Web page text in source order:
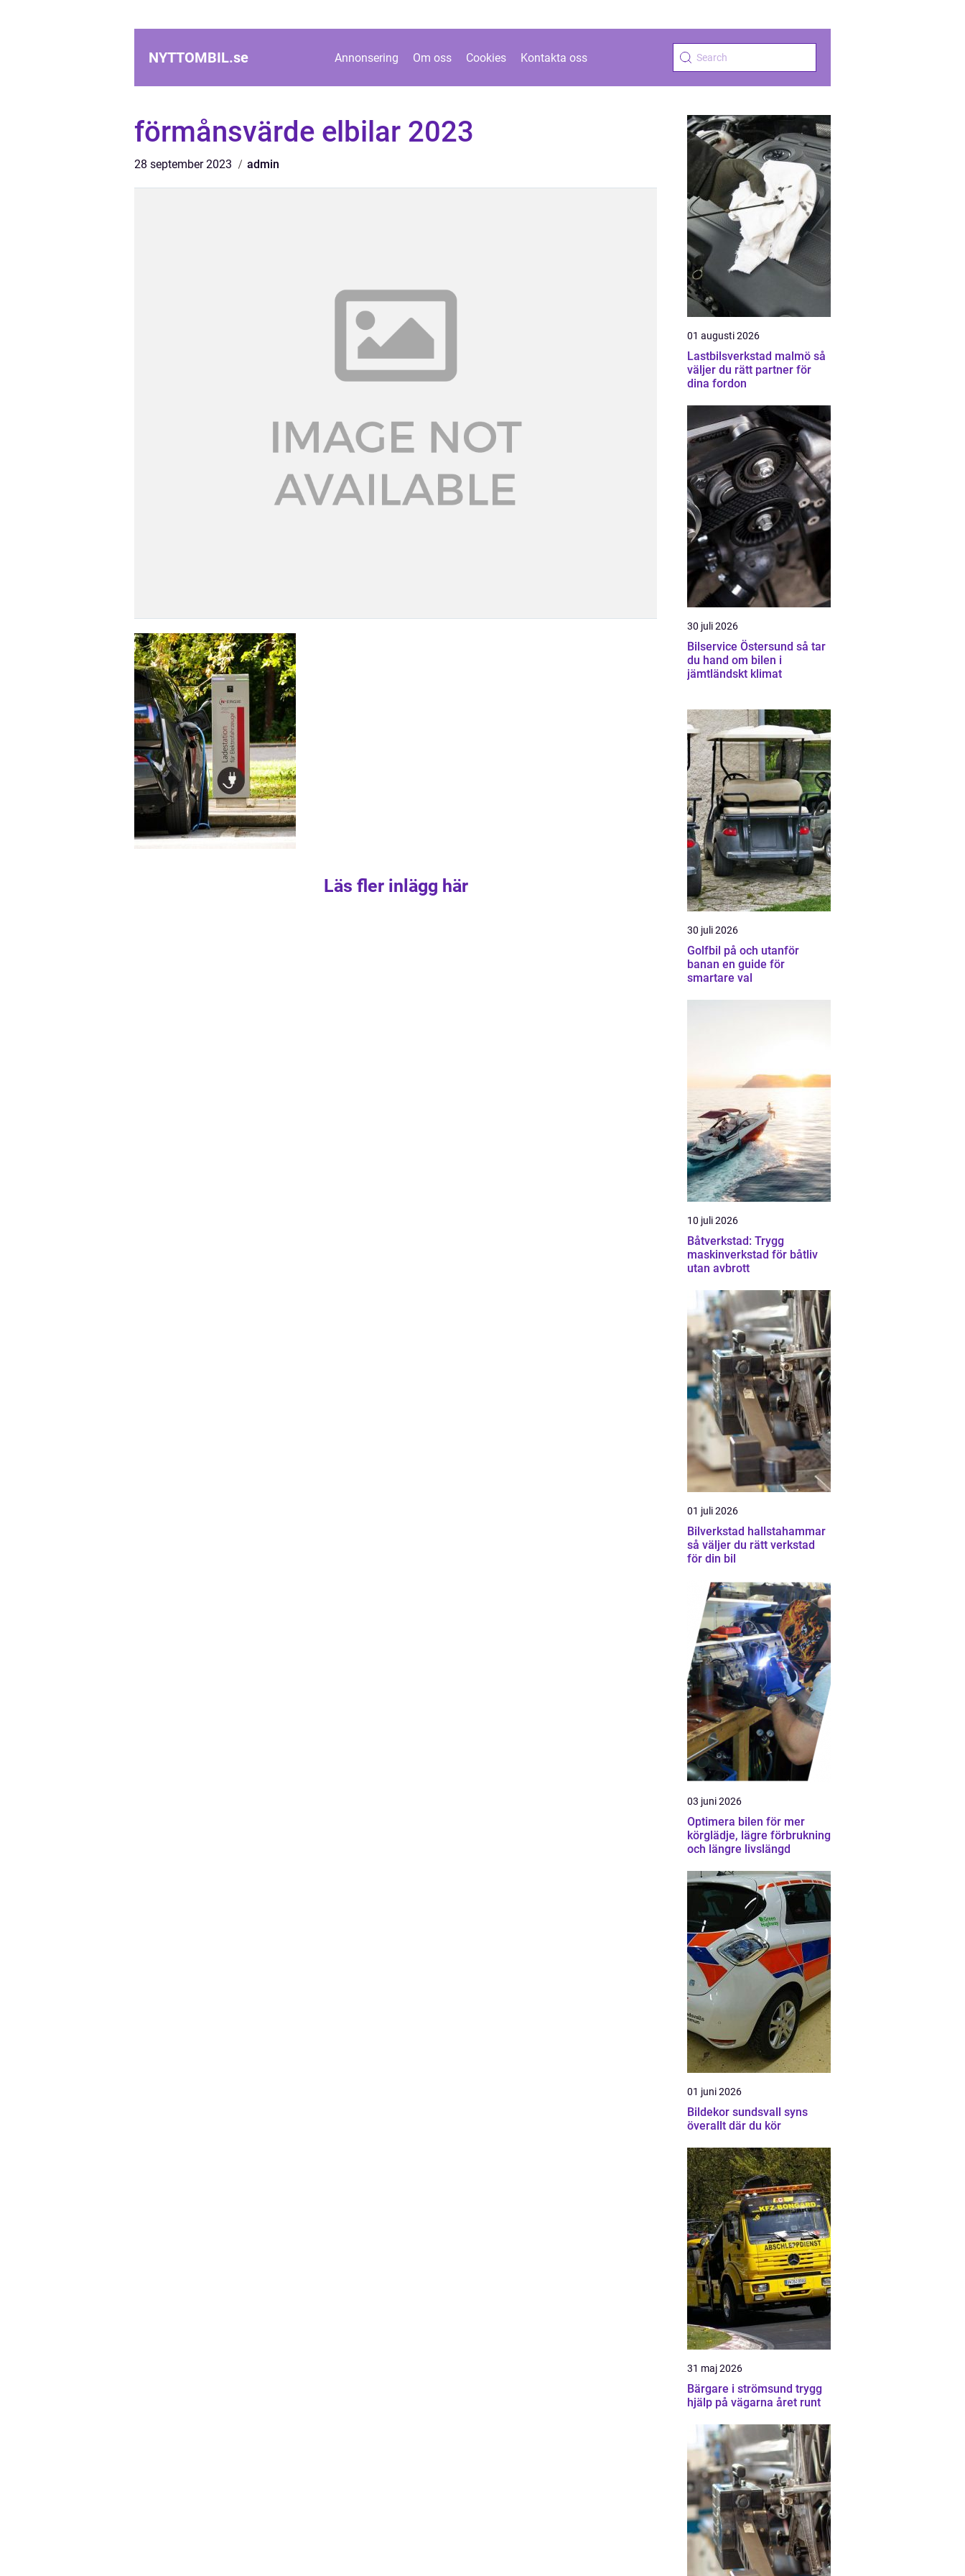
NYTTOMBIL.se Annonsering Om oss Cookies Kontakta oss
förmånsvärde elbilar 2023
28 september 2023 admin
Läs fler inlägg här
01 augusti 2026
Lastbilsverkstad malmö så
väljer du rätt partner för
dina fordon
30 juli 2026
Bilservice Östersund så tar
du hand om bilen i
jämtländskt klimat
30 juli 2026
Golfbil på och utanför
banan en guide för
smartare val
10 juli 2026
Båtverkstad: Trygg
maskinverkstad för båtliv
utan avbrott
01 juli 2026
Bilverkstad hallstahammar
så väljer du rätt verkstad
för din bil
03 juni 2026
Optimera bilen för mer
körglädje, lägre förbrukning
och längre livslängd
01 juni 2026
Bildekor sundsvall syns
överallt där du kör
31 maj 2026
Bärgare i strömsund trygg
hjälp på vägarna året runt